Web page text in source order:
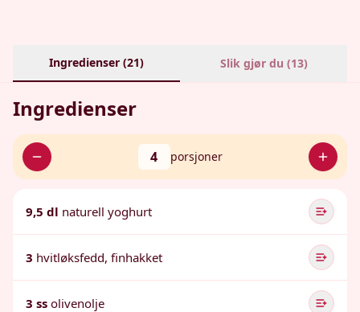
Ingredienser (21) Slik gjør du (13)
Ingredienser
4 porsjoner
9,5 dl naturell yoghurt
3 hvitløksfedd, finhakket
3 ss olivenolje